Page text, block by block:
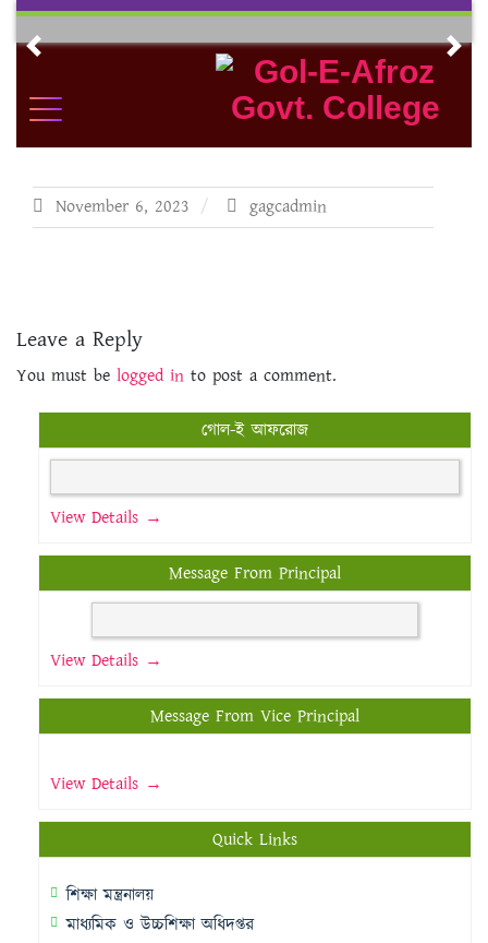
Skip
contentPrevious
November 6, 2023 gagcadmin
Leave a Reply
You must be logged in to post a comment.
গোল-ই আফরোজ
View Details →
Message From Principal
View Details →
Message From Vice Principal
View Details →
Quick Links
শিক্ষা মন্ত্রনালয়
মাধ্যমিক ও উচ্চশিক্ষা অধিদপ্তর